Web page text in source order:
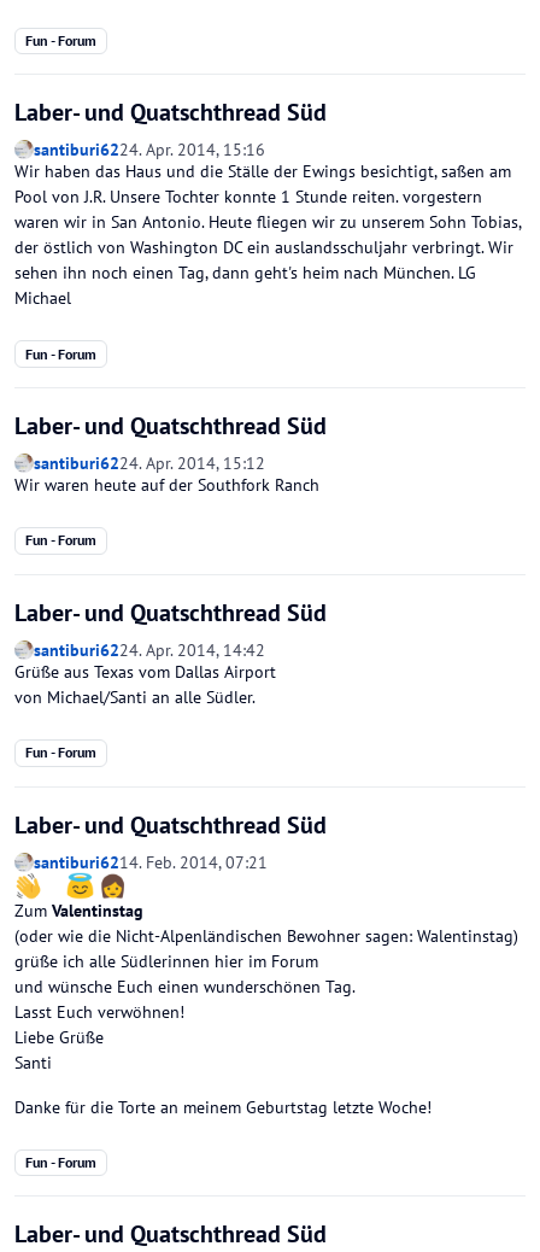
Fun - Forum
Laber- und Quatschthread Süd
santiburi6224. Apr. 2014, 15:16
Wir haben das Haus und die Ställe der Ewings besichtigt, saßen am
Pool von J.R. Unsere Tochter konnte 1 Stunde reiten. vorgestern
waren wir in San Antonio. Heute fliegen wir zu unserem Sohn Tobias,
der östlich von Washington DC ein auslandsschuljahr verbringt. Wir
sehen ihn noch einen Tag, dann geht's heim nach München. LG
Michael
Fun - Forum
Laber- und Quatschthread Süd
santiburi6224. Apr. 2014, 15:12
Wir waren heute auf der Southfork Ranch
Fun - Forum
Laber- und Quatschthread Süd
santiburi6224. Apr. 2014, 14:42
Grüße aus Texas vom Dallas Airport
von Michael/Santi an alle Südler.
Fun - Forum
Laber- und Quatschthread Süd
santiburi6214. Feb. 2014, 07:21
Zum Valentinstag
(oder wie die Nicht-Alpenländischen Bewohner sagen: Walentinstag)
grüße ich alle Südlerinnen hier im Forum
und wünsche Euch einen wunderschönen Tag.
Lasst Euch verwöhnen!
Liebe Grüße
Santi
Danke für die Torte an meinem Geburtstag letzte Woche!
Fun - Forum
Laber- und Quatschthread Süd